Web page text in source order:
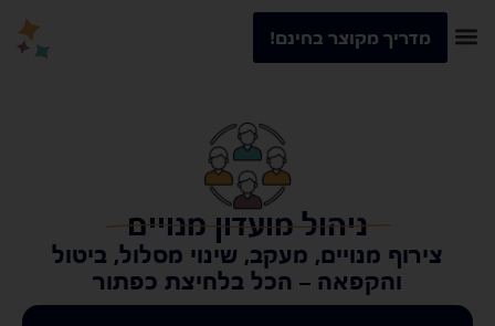
מדריך מקוצר בחינם!
ניהול מועדון מנויים
צירוף מנויים, מעקב, שינוי מסלול, ביטול
והקפאה – הכל בלחיצת כפתור